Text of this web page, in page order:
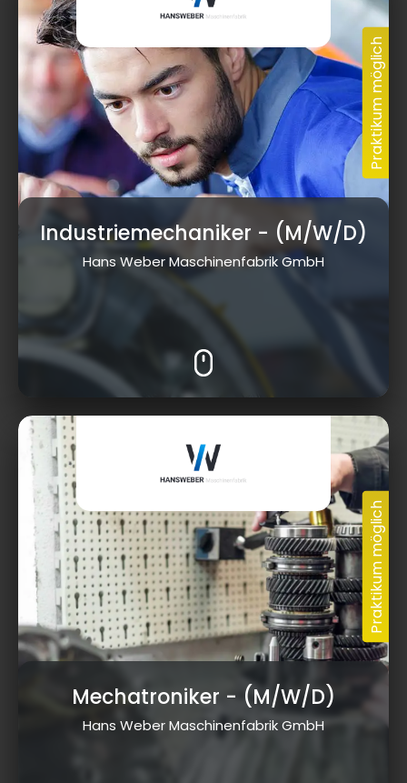
Industriemechaniker - (M/W/D)
Hans Weber Maschinenfabrik GmbH
Mechatroniker - (M/W/D)
Hans Weber Maschinenfabrik GmbH